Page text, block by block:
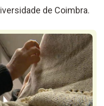
de Coimbra.